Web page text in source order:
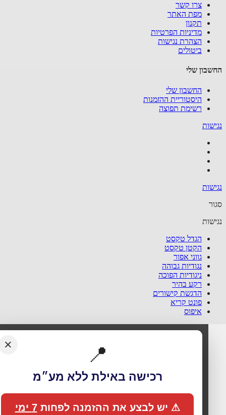
🍪 אנחנו משתמשים בעוגיות כדי לשפר את החוויה
צרו קשר
מפת האתר
תקנון
מדיניות הפרטיות
הצהרת נגישות
ביטולים
שלי
החשבון שלי
היסטוריית ההזמנות
רשימת תפוצה
הגדל טקסט
הקטן טקסט
גווני אפור
נגודיות גבוהה
ניגודיות הפוכה
רקע בהיר
הדגשת קישורים
פונט קריא
איפוס
📍
רכישה באילת ללא מע״מ
⚠ יש לבצע את ההזמנה לפחות 7 ימי